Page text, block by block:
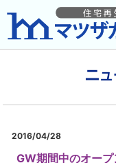
2016/04/28
GW期間中のオープ